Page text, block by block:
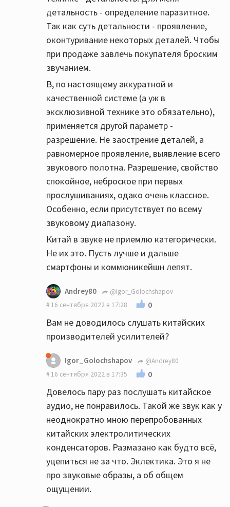
детальность - определение паразитное.
Так как суть детальности - проявление,
оконтуривание некоторых деталей. Чтобы
при продаже завлечь покупателя броским
звучанием.
В, по настоящему аккуратной и
качественной системе (а уж в
эксклюзивной технике это обязательно),
применяется другой параметр -
разрешение. Не заострение деталей, а
равномерное проявление, выявление всего
звукового полотна. Разрешение, свойство
спокойное, неброское при первых
прослушиваниях, одако очень классное.
Особенно, если присутствует по всему
звуковому диапазону.
Китай в звуке не приемлю категорически.
Не их это. Пусть лучше и дальше
смартфоны и коммюникейшн лепят.
Andrey80
@Igor_Golochshapov
16 сентября 2022 в 17:28
0
Вам не доводилось слушать китайских
производителей усилителей?
Igor_Golochshapov
@Andrey80
16 сентября 2022 в 17:35
0
Довелось пару раз послушать китайское
аудио, не понравилось. Такой же звук как у
неоднократно мною перепробованных
китайских электролитических
конденсаторов. Размазано как будто всё,
уцепиться не за что. Эклектика. Это я не
про звуковые образы, а об общем
ощущении.